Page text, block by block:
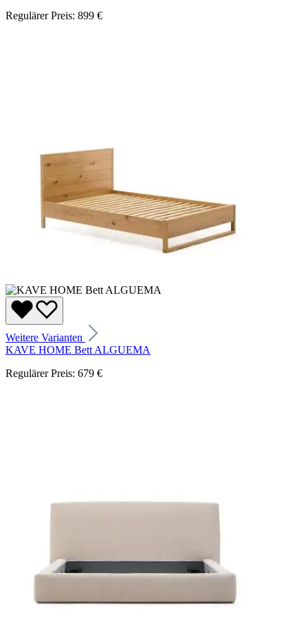
Regulärer Preis: 899 €
Weitere Varianten
KAVE HOME Bett ALGUEMA
Regulärer Preis: 679 €